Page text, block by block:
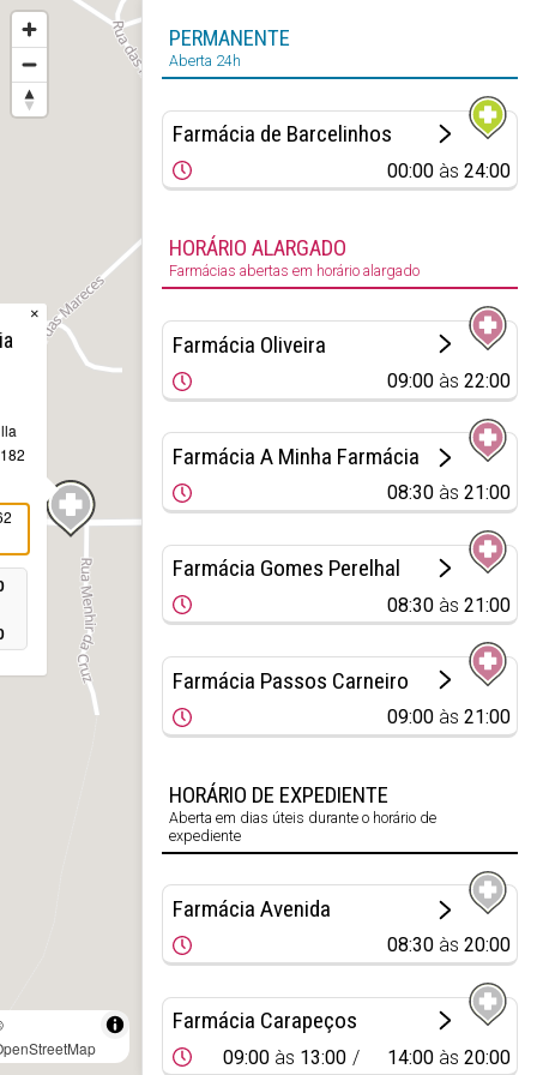
×
PERMANENTE
Aberta 24h
Farmácia de Barcelinhos
00:00 às24:00
HORÁRIO ALARGADO
Farmácias abertas em horário alargado
Farmácia Oliveira
09:00 às22:00
Farmácia A Minha Farmácia
08:30 às21:00
Farmácia Gomes Perelhal
08:30 às21:00
Farmácia Passos Carneiro
09:00 às21:00
HORÁRIO DE EXPEDIENTE
Aberta em dias úteis durante o horário de
expediente
Farmácia Avenida
08:30 às20:00
Farmácia Carapeços
09:00 às 13:00 14:00 às20:00